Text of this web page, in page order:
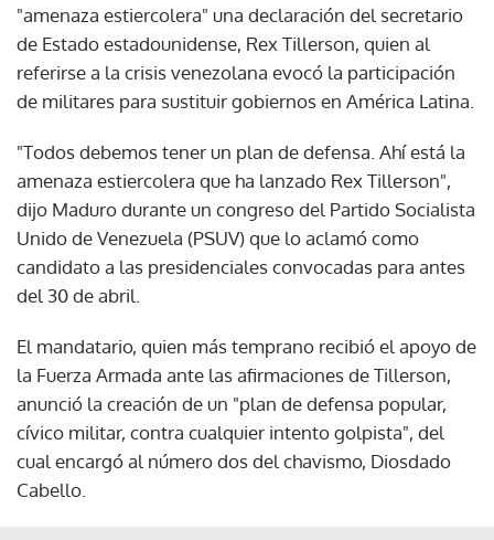
"amenaza estiercolera" una declaración del secretario
de Estado estadounidense, Rex Tillerson, quien al
referirse a la crisis venezolana evocó la participación
de militares para sustituir gobiernos en América Latina.
"Todos debemos tener un plan de defensa. Ahí está la
amenaza estiercolera que ha lanzado Rex Tillerson",
dijo Maduro durante un congreso del Partido Socialista
Unido de Venezuela (PSUV) que lo aclamó como
candidato a las presidenciales convocadas para antes
del 30 de abril.
El mandatario, quien más temprano recibió el apoyo de
la Fuerza Armada ante las afirmaciones de Tillerson,
anunció la creación de un "plan de defensa popular,
cívico militar, contra cualquier intento golpista", del
cual encargó al número dos del chavismo, Diosdado
Cabello.